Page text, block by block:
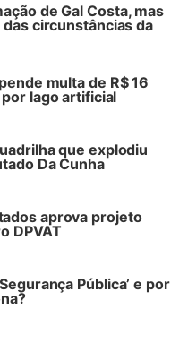
de Gal Costa, mas
circunstâncias da
multa de R$ 16
lago artificial
que explodiu
Da Cunha
aprova projeto
DPVAT
Pública’ e por